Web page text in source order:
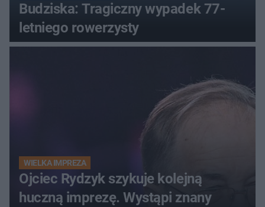
Budziska: Tragiczny wypadek 77-
letniego rowerzysty
WIELKA IMPREZA
Ojciec Rydzyk szykuje kolejną
huczną imprezę. Wystąpi znany